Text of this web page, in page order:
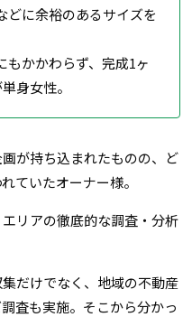
どに余裕のあるサイズを
もかかわらず、完成1ヶ
身女性。
が持ち込まれたものの、ど
ていたオーナー様。
リアの徹底的な調査・分析
だけでなく、地域の不動産
査も実施。そこから分かっ